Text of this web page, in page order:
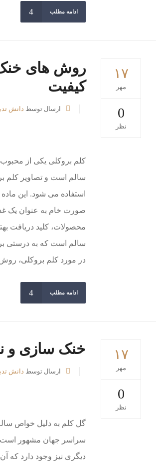
ادامه مطلب
۱۷
مهر
0
نظر
روش های خنک
کیفیت
ارسال توسط دانش
کلم بروکلی یکی از
سالم است و تصاویر کلم
استفاده می شود. این
صورت خام به عنوان یک
محصولات، کلید دریافت
سالم است که به درستی
در مورد کلم بروکلی،
ادامه مطلب
۱۷
مهر
0
نظر
خنک سازی و
ارسال توسط دانش
گل کلم به دلیل خواص
سراسر جهان مشهور است.
دیگری نیز وجود دارد که